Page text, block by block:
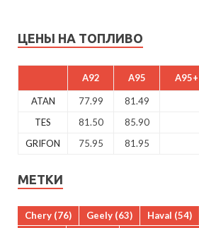
ЦЕНЫ НА ТОПЛИВО
A92 A95 A95+
ATAN 77.99 81.49
TES
81.50 85.90
GRIFON
75.95 81.95
МЕТКИ
Chery (76) Geely (63) Haval (54)